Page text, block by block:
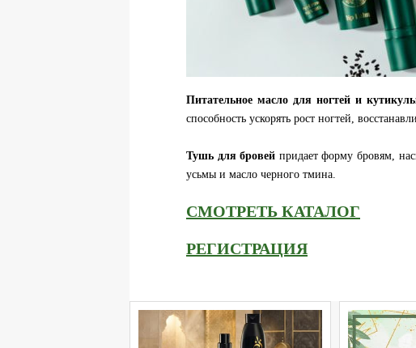
Питательное масло для ногтей и
способность ускорять рост ногтей,
Тушь для бровей придает форму бровям,
усьмы и масло черного тмина.
СМОТРЕТЬ КАТАЛОГ
РЕГИСТРАЦИЯ